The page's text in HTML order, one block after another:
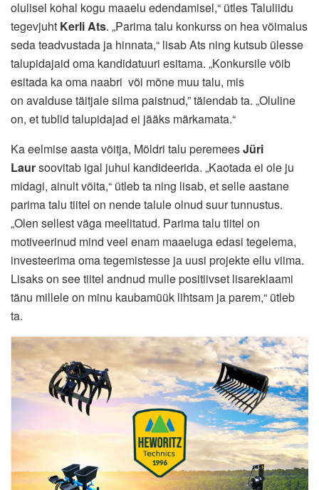
olulisel kohal kogu maaelu edendamisel,“ ütles Taluliidu
tegevjuht Kerli Ats. „Parima talu konkurss on hea võimalus
seda teadvustada ja hinnata,“ lisab Ats ning kutsub ülesse
talupidajaid oma kandidatuuri esitama. „Konkursile võib
esitada ka oma naabri või mõne muu talu, mis
on avalduse täitjale silma paistnud,” täiendab ta. „Oluline
on, et tublid talupidajad ei jääks märkamata.“
Ka eelmise aasta võitja, Möldri talu peremeesJüri
Laursoovitab igal juhul kandideerida. „Kaotada ei ole ju
midagi, ainult võita,“ ütleb ta ning lisab, et selle aastane
parima talu tiitel on nende talule olnud suur tunnustus.
„Olen sellest väga meelitatud. Parima talu tiitel on
motiveerinud mind veel enam maaeluga edasi tegelema,
investeerima oma tegemistesse ja uusi projekte ellu viima.
Lisaks on see tiitel andnud mulle positiivset lisareklaami
tänu millele on minu kaubamüük lihtsam ja parem,“ ütleb
ta.